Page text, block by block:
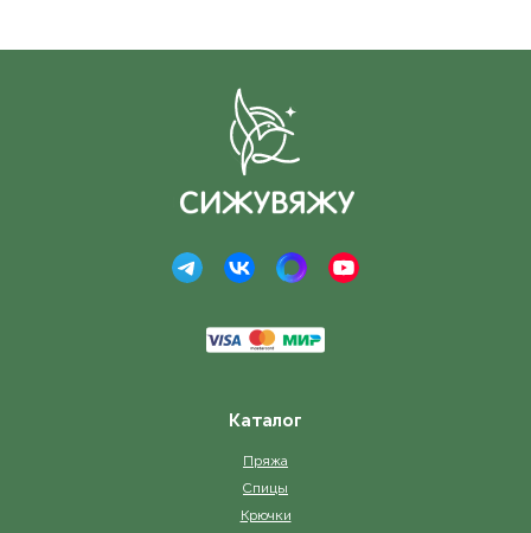
Каталог
Пряжа
Спицы
Крючки